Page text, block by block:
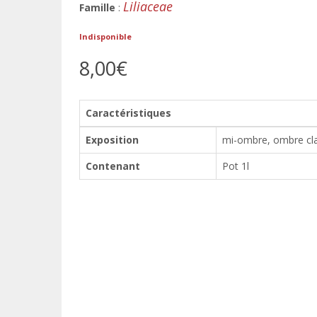
Famille : Liliaceae
Indisponible
8,00€
Caractéristiques
Exposition
mi-ombre, ombre
Contenant
Pot 1l